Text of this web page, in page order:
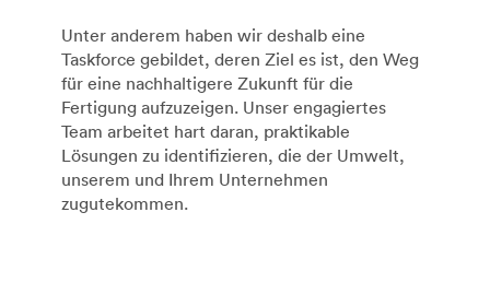
Unter anderem haben wir deshalb eine
Taskforce gebildet, deren Ziel es ist, den Weg
für eine nachhaltigere Zukunft für die
Fertigung aufzuzeigen. Unser engagiertes
Team arbeitet hart daran, praktikable
Lösungen zu identifizieren, die der Umwelt,
unserem und Ihrem Unternehmen
zugutekommen.